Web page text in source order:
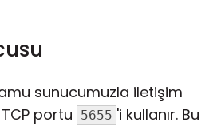
sunucumuzla iletişim
portu
5655 'i kullanır. Bu